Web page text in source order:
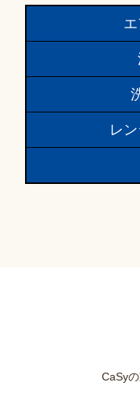
レ
CaSy